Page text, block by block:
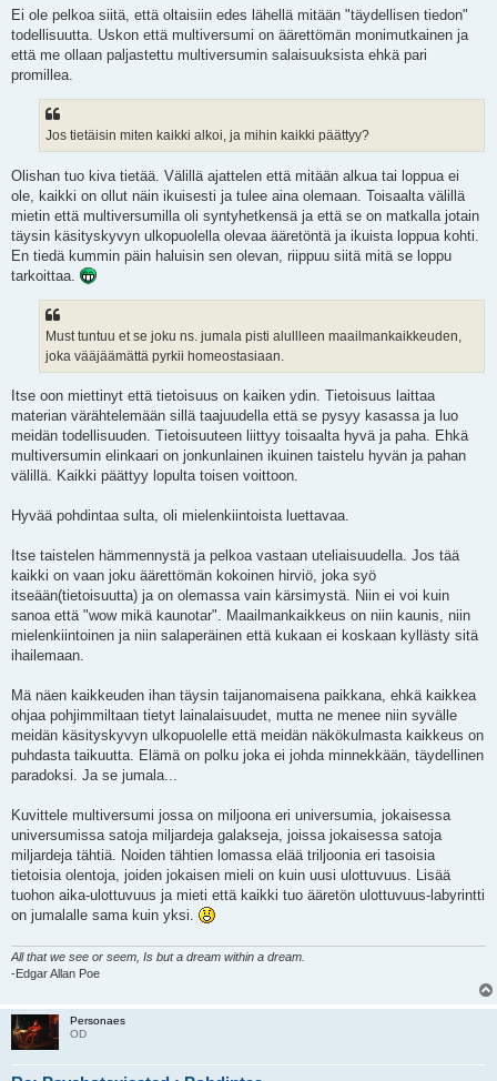
Ei ole pelkoa siitä, että oltaisiin edes lähellä mitään "täydellisen tiedon"
todellisuutta. Uskon että multiversumi on äärettömän monimutkainen ja
että me ollaan paljastettu multiversumin salaisuuksista ehkä pari
promillea.
Jos tietäisin miten kaikki alkoi, ja mihin kaikki päättyy?
Olishan tuo kiva tietää. Välillä ajattelen että mitään alkua tai loppua ei
ole, kaikki on ollut näin ikuisesti ja tulee aina olemaan. Toisaalta välillä
mietin että multiversumilla oli syntyhetkensä ja että se on matkalla jotain
täysin käsityskyvyn ulkopuolella olevaa ääretöntä ja ikuista loppua kohti.
En tiedä kummin päin haluisin sen olevan, riippuu siitä mitä se loppu
tarkoittaa.
Must tuntuu et se joku ns. jumala pisti alullleen maailmankaikkeuden,
joka vääjäämättä pyrkii homeostasiaan.
Itse oon miettinyt että tietoisuus on kaiken ydin. Tietoisuus laittaa
materian värähtelemään sillä taajuudella että se pysyy kasassa ja luo
meidän todellisuuden. Tietoisuuteen liittyy toisaalta hyvä ja paha. Ehkä
multiversumin elinkaari on jonkunlainen ikuinen taistelu hyvän ja pahan
välillä. Kaikki päättyy lopulta toisen voittoon.
Hyvää pohdintaa sulta, oli mielenkiintoista luettavaa.
Itse taistelen hämmennystä ja pelkoa vastaan uteliaisuudella. Jos tää
kaikki on vaan joku äärettömän kokoinen hirviö, joka syö
itseään(tietoisuutta) ja on olemassa vain kärsimystä. Niin ei voi kuin
sanoa että "wow mikä kaunotar". Maailmankaikkeus on niin kaunis, niin
mielenkiintoinen ja niin salaperäinen että kukaan ei koskaan kyllästy sitä
ihailemaan.
Mä näen kaikkeuden ihan täysin taijanomaisena paikkana, ehkä kaikkea
ohjaa pohjimmiltaan tietyt lainalaisuudet, mutta ne menee niin syvälle
meidän käsityskyvyn ulkopuolelle että meidän näkökulmasta kaikkeus on
puhdasta taikuutta. Elämä on polku joka ei johda minnekkään, täydellinen
paradoksi. Ja se jumala...
Kuvittele multiversumi jossa on miljoona eri universumia, jokaisessa
universumissa satoja miljardeja galakseja, joissa jokaisessa satoja
miljardeja tähtiä. Noiden tähtien lomassa elää triljoonia eri tasoisia
tietoisia olentoja, joiden jokaisen mieli on kuin uusi ulottuvuus. Lisää
tuohon aika-ulottuvuus ja mieti että kaikki tuo ääretön ulottuvuus-labyrintti
on jumalalle sama kuin yksi.
All that we see or seem, Is but a dream within a dream.
-Edgar Allan Poe
Personaes
OD